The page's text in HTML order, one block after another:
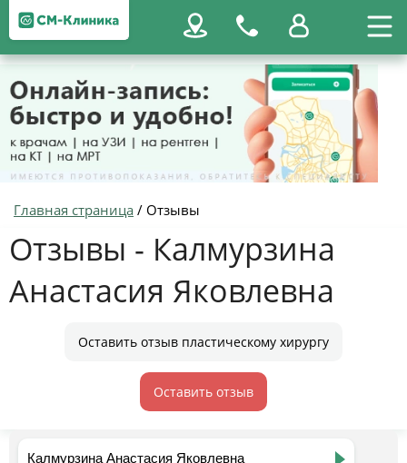
Главная страница / Отзывы
Отзывы - Калмурзина
Анастасия Яковлевна
Оставить отзыв пластическому хирургу
Оставить отзыв